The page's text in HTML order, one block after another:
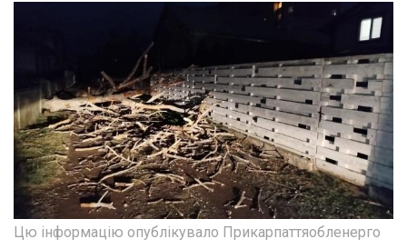
Цю інформацію опублікувало Прикарпаттяобленерго